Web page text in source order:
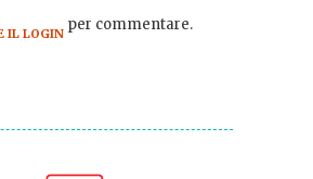
IL LOGIN per commentare.